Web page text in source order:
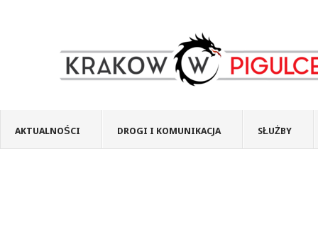
AKTUALNOŚCI DROGI I KOMUNIKACJA SŁUŻBY